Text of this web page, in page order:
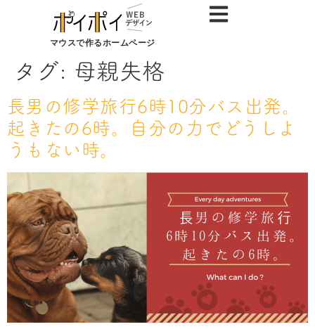
マウスで作るホームページ
タグ: 母親失格
長男の修学旅行6時10分バス出発。
起きたの6時。自分の力でどうしよ
うもない時。